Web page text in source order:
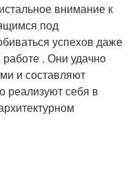
внимание к
под
успехов даже
. Они удачно
и составляют
реализуют себя в